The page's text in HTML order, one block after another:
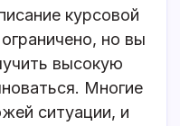
Курсовую
Работу
По
курсовой
но вы
высокую
Многие
ситуации, и